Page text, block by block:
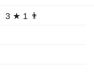
3 ★ 1 👨